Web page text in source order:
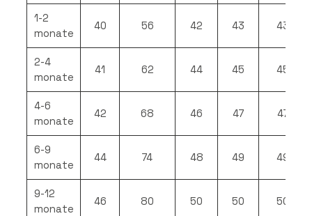
1-2
monate
40 56 42 43 43
2-4
monate
41 62 44 45 45
4-6
monate
42 68 46 47 47
6-9
monate
44 74 48 49 49
9-12
monate
46 80 50 50 50